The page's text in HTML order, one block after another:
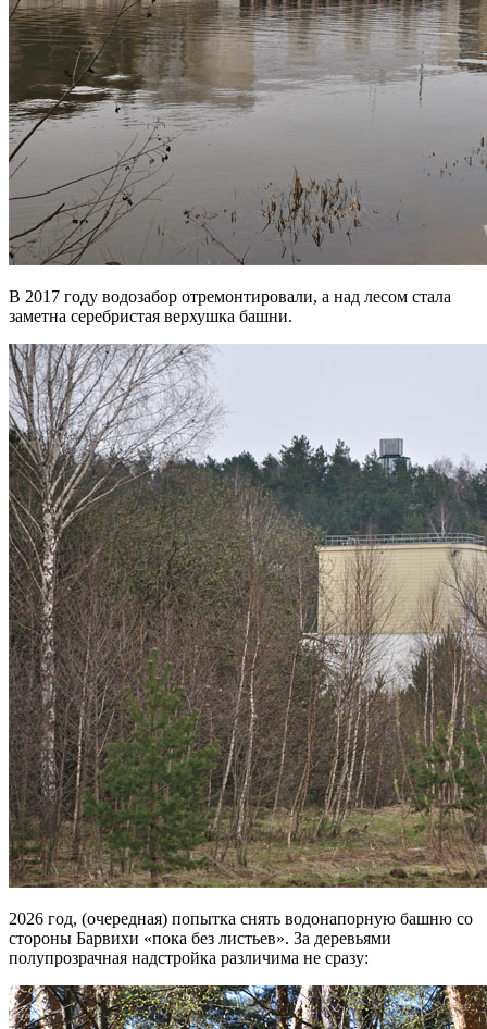
В 2017 году водозабор отремонтировали, а над лесом стала
заметна серебристая верхушка башни.
2026 год, (очередная) попытка снять водонапорную башню со
стороны Барвихи «пока без листьев». За деревьями
полупрозрачная надстройка различима не сразу: